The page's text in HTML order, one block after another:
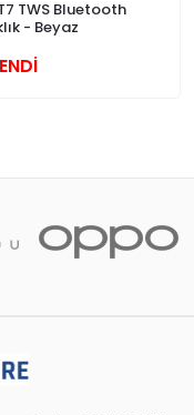
TWS Bluetooth
- Beyaz